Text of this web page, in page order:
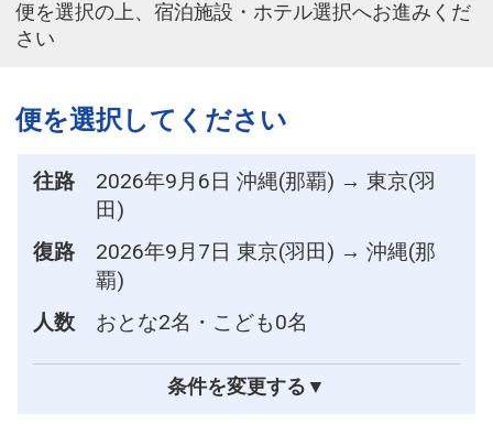
便を選択の上、宿泊施設・ホテル選択へお進みくだ
さい
便を選択してください
往路
2026年9月6日 沖縄(那覇) → 東京(羽
田)
復路
2026年9月7日 東京(羽田) → 沖縄(那
覇)
人数
おとな2名・こども0名
条件を変更する▼